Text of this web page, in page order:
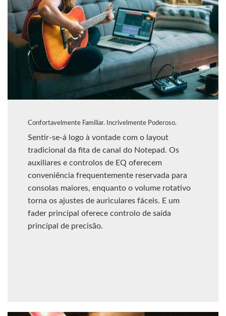
Confortavelmente Familiar. Incrivelmente Poderoso.
Sentir-se-á logo à vontade com o layout
tradicional da fita de canal do Notepad. Os
auxiliares e controlos de EQ oferecem
conveniência frequentemente reservada para
consolas maiores, enquanto o volume rotativo
torna os ajustes de auriculares fáceis. E um
fader principal oferece controlo de saída
principal de precisão.